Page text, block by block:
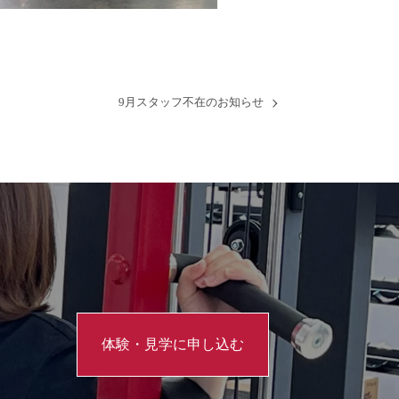
9月スタッフ不在のお知らせ
体験・見学に申し込む